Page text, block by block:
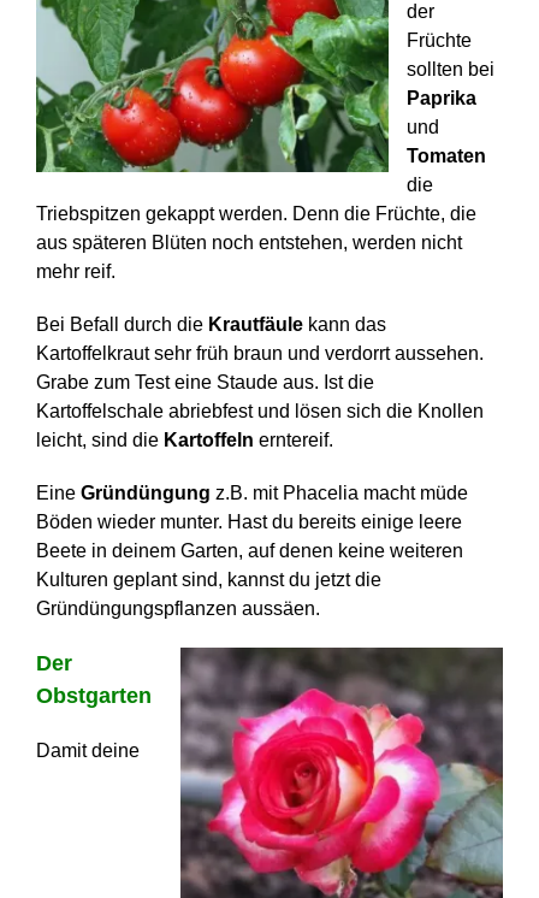
der
Früchte
sollten bei
Paprika
und
Tomaten
die
Triebspitzen gekappt werden. Denn die Früchte, die
aus späteren Blüten noch entstehen, werden nicht
mehr reif.
Bei Befall durch die Krautfäule kann das
Kartoffelkraut sehr früh braun und verdorrt aussehen.
Grabe zum Test eine Staude aus. Ist die
Kartoffelschale abriebfest und lösen sich die Knollen
leicht, sind die Kartoffeln erntereif.
Eine Gründüngung z.B. mit Phacelia macht müde
Böden wieder munter. Hast du bereits einige leere
Beete in deinem Garten, auf denen keine weiteren
Kulturen geplant sind, kannst du jetzt die
Gründüngungspflanzen aussäen.
Der
Obstgarten
Damit deine